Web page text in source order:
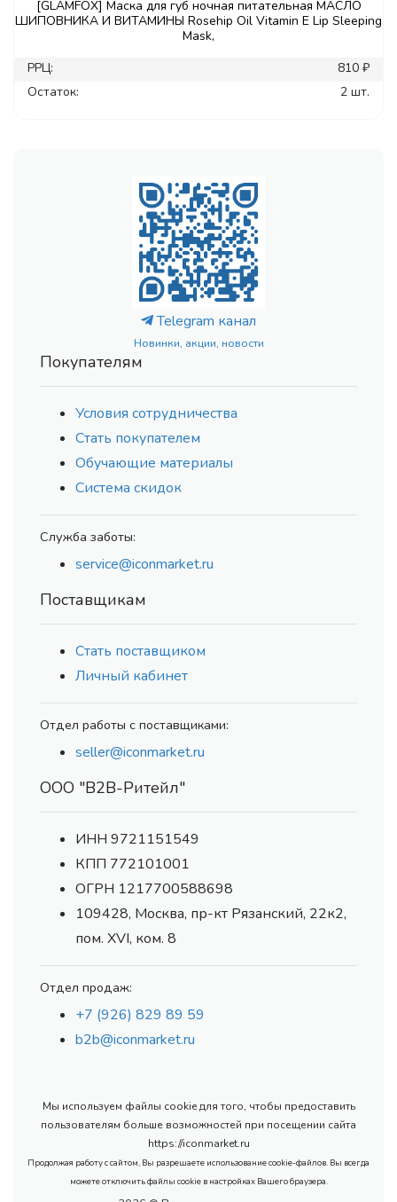
[GLAMFOX] Маска для губ ночная питательная МАСЛО
ШИПОВНИКА И ВИТАМИНЫ Rosehip Oil Vitamin E Lip Sleeping
Mask,
РРЦ:
810 ₽
Остаток:
2 шт.
Telegram канал
Новинки, акции, новости
Покупателям
Условия сотрудничества
Стать покупателем
Обучающие материалы
Система скидок
Служба заботы:
service@iconmarket.ru
Поставщикам
Стать поставщиком
Личный кабинет
Отдел работы с поставщиками:
seller@iconmarket.ru
ООО "В2В-Ритейл"
ИНН 9721151549
КПП 772101001
ОГРН 1217700588698
109428, Москва, пр-кт Рязанский, 22к2,
пом. XVI, ком. 8
Отдел продаж:
+7 (926) 829 89 59
b2b@iconmarket.ru
Мы используем файлы cookie для того, чтобы предоставить
пользователям больше возможностей при посещении сайта
https://iconmarket.ru
Продолжая работу с сайтом, Вы разрешаете использование cookie-файлов. Вы всегда
можете отключить файлы cookie в настройках Вашего браузера.